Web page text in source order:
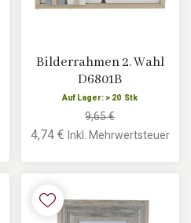
Bilderrahmen 2. Wahl
D6801B
Auf Lager: > 20 Stk
9,65 €
4,74 € Inkl. Mehrwertsteuer